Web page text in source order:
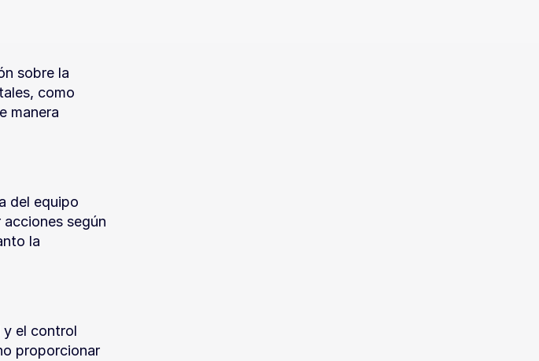
sobre la
como
manera
del equipo
según
la
y el control
proporcionar